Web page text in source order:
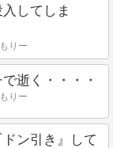
してしま
りー
逝く・・・・
りー
ドン引き』して